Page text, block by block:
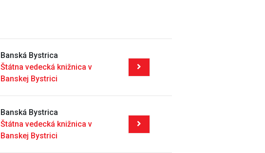
Banská Bystrica
Štátna vedecká knižnica v
Banskej Bystrici
Banská Bystrica
Štátna vedecká knižnica v
Banskej Bystrici